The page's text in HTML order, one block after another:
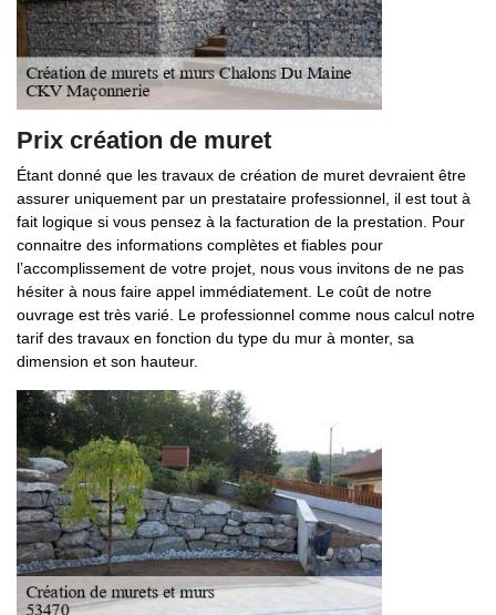
Prix création de muret
Étant donné que les travaux de création de muret devraient être
assurer uniquement par un prestataire professionnel, il est tout à
fait logique si vous pensez à la facturation de la prestation. Pour
connaitre des informations complètes et fiables pour
l’accomplissement de votre projet, nous vous invitons de ne pas
hésiter à nous faire appel immédiatement. Le coût de notre
ouvrage est très varié. Le professionnel comme nous calcul notre
tarif des travaux en fonction du type du mur à monter, sa
dimension et son hauteur.